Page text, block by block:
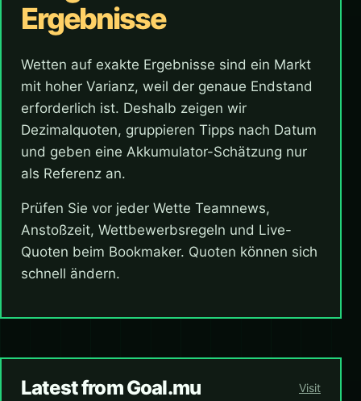
Ergebnisse
Wetten auf exakte Ergebnisse sind ein Markt
mit hoher Varianz, weil der genaue Endstand
erforderlich ist. Deshalb zeigen wir
Dezimalquoten, gruppieren Tipps nach Datum
und geben eine Akkumulator-Schätzung nur
als Referenz an.
Prüfen Sie vor jeder Wette Teamnews,
Anstoßzeit, Wettbewerbsregeln und Live-
Quoten beim Bookmaker. Quoten können sich
schnell ändern.
Latest from Goal.mu Visit